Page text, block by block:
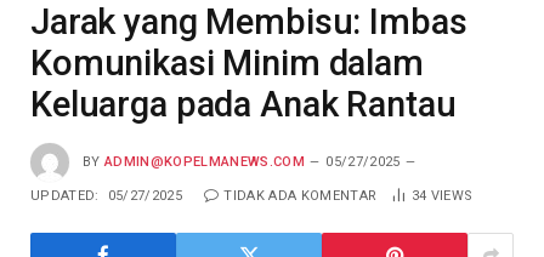
Jarak yang Membisu: Imbas
Komunikasi Minim dalam
Keluarga pada Anak Rantau
BY ADMIN@KOPELMANEWS.COM 05/27/2025
UPDATED: 05/27/2025 TIDAK ADA KOMENTAR 34 VIEWS